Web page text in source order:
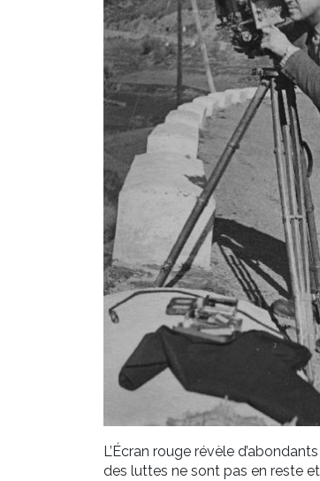
L’Écran rouge révèle
des luttes ne sont pas en reste